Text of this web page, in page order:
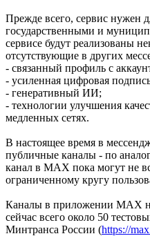
Прежде всего, сервис нужен
государственными и
сервисе будут реализованы
отсутствующие в других
- связанный профиль с
- усиленная цифровая
- генеративный ИИ;
- технологии улучшения
медленных сетях.
В настоящее время в
публичные каналы - по
канал в MAX пока могут не
ограниченному кругу
Каналы в приложении MAX
сейчас всего около 50
Минтранса России (https://